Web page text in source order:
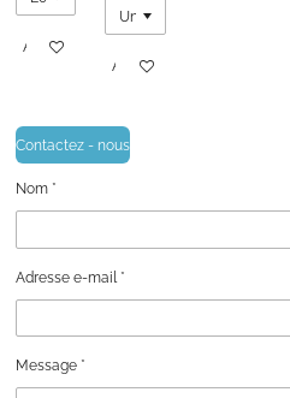
Ajouter au panier
Ajouter au panier
Contactez - nous
Nom *
Adresse e-mail *
Message *